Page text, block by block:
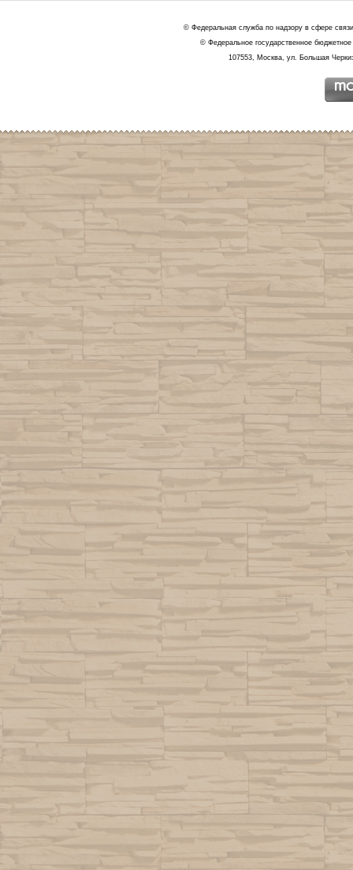
© Федеральная служба по надзору в сфере
© Федеральное государственное
107553, Москва, ул. Большая